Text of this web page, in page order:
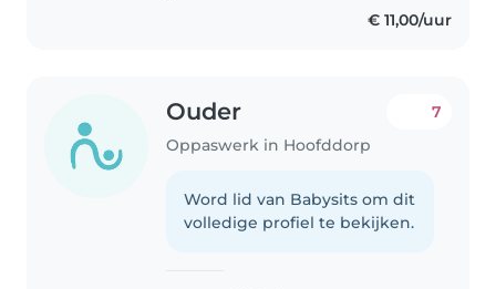
€ 11,00/uur
Ouder
Oppaswerk in Hoofddorp
7
Word lid van Babysits om dit
volledige profiel te bekijken.